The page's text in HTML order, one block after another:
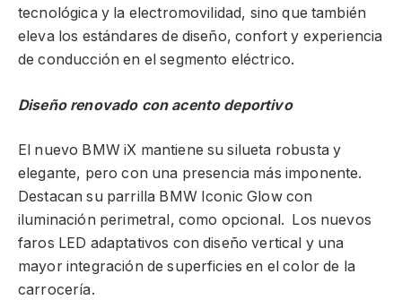
tecnológica y la electromovilidad, sino que también
eleva los estándares de diseño, confort y experiencia
de conducción en el segmento eléctrico.
Diseño renovado con acento deportivo
El nuevo BMW iX mantiene su silueta robusta y
elegante, pero con una presencia más imponente.
Destacan su parrilla BMW Iconic Glow con
iluminación perimetral, como opcional. Los nuevos
faros LED adaptativos con diseño vertical y una
mayor integración de superficies en el color de la
carrocería.